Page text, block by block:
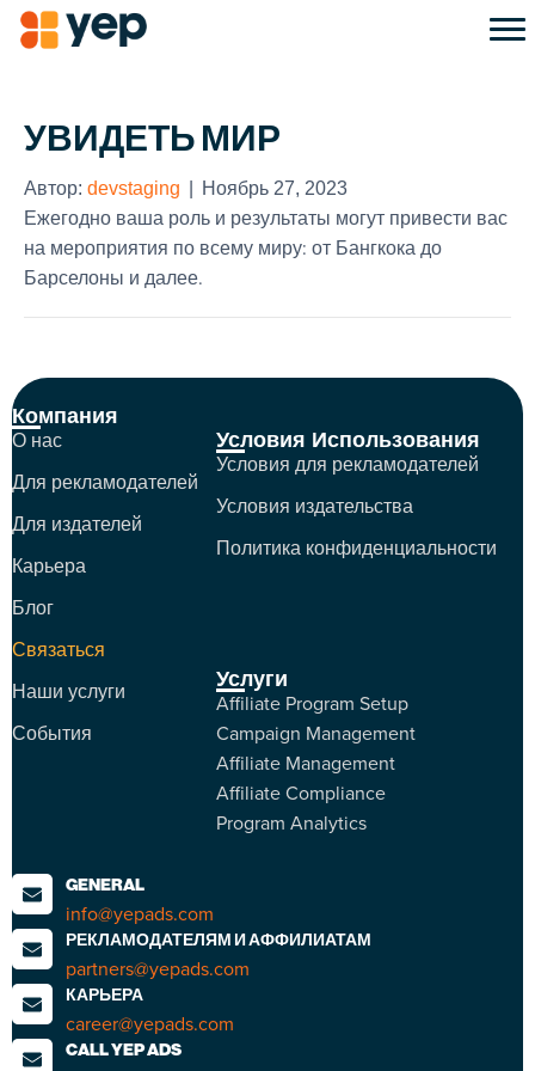
УВИДЕТЬ МИР
Автор: devstaging Ноябрь 27, 2023
Ежегодно ваша роль и результаты могут привести вас
на мероприятия по всему миру: от Бангкока до
Барселоны и далее.
Компания
О нас
Для рекламодателей
Для издателей
Карьера
Блог
Связаться
Наши услуги
События
Условия Использования
Условия для рекламодателей
Условия издательства
Политика конфиденциальности
Услуги
Affiliate Program Setup
Campaign Management
Affiliate Management
Affiliate Compliance
Program Analytics
GENERAL
info@yepads.com
РЕКЛАМОДАТЕЛЯМ И АФФИЛИАТАМ
partners@yepads.com
КАРЬЕРА
career@yepads.com
CALL YEP ADS